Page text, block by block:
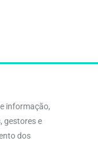
informação,
gestores e
dos